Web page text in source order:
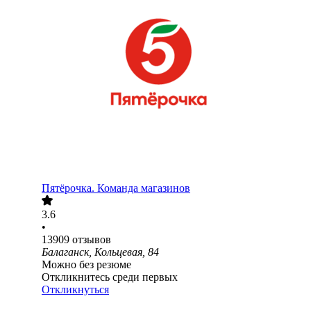
Пятёрочка. Команда магазинов
3.6
•
13909 отзывов
Балаганск, Кольцевая, 84
Можно без резюме
Откликнитесь среди первых
Откликнуться